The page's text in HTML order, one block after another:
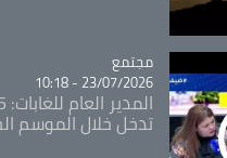
Catégorie
مجتمع
23/07/2026 - 10:18
تدخل خلال الموسم